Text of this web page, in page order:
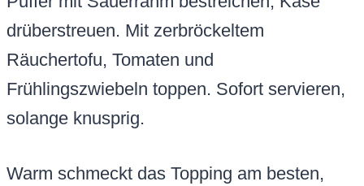
drüberstreuen. Mit zerbröckeltem
Räuchertofu, Tomaten und
Frühlingszwiebeln toppen. Sofort servieren,
solange knusprig.
Warm schmeckt das Topping am besten,